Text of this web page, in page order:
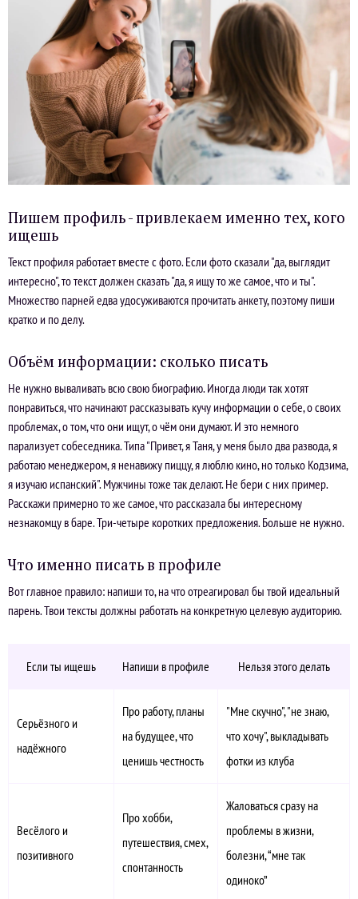
Пишем профиль - привлекаем именно тех, кого
ищешь
Текст профиля работает вместе с фото. Если фото сказали "да, выглядит
интересно", то текст должен сказать "да, я ищу то же самое, что и ты".
Множество парней едва удосуживаются прочитать анкету, поэтому пиши
кратко и по делу.
Объём информации: сколько писать
Не нужно вываливать всю свою биографию. Иногда люди так хотят
понравиться, что начинают рассказывать кучу информации о себе, о своих
проблемах, о том, что они ищут, о чём они думают. И это немного
парализует собеседника. Типа "Привет, я Таня, у меня было два развода, я
работаю менеджером, я ненавижу пиццу, я люблю кино, но только Кодзима,
я изучаю испанский". Мужчины тоже так делают. Не бери с них пример.
Расскажи примерно то же самое, что рассказала бы интересному
незнакомцу в баре. Три-четыре коротких предложения. Больше не нужно.
Что именно писать в профиле
Вот главное правило: напиши то, на что отреагировал бы твой идеальный
парень. Твои тексты должны работать на конкретную целевую аудиторию.
Если ты ищешь Напиши в профиле Нельзя этого делать
Серьёзного и
надёжного
Про работу, планы
на будущее, что
ценишь честность
"Мне скучно", "не знаю,
что хочу", выкладывать
фотки из клуба
Весёлого и
позитивного
Про хобби,
путешествия, смех,
спонтанность
Жаловаться сразу на
проблемы в жизни,
болезни, “мне так
одиноко”